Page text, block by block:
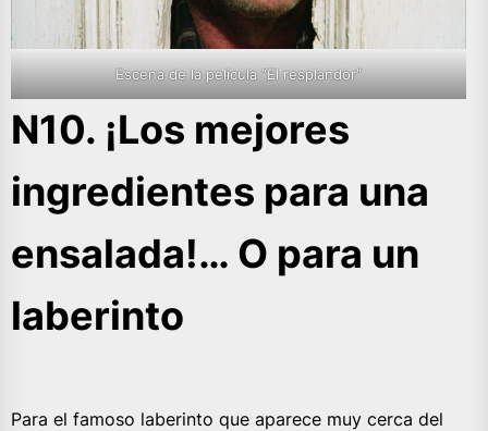
Escena de la pelicula “El resplandor”
N10. ¡Los mejores
ingredientes para una
ensalada!… O para un
laberinto
Para el famoso laberinto que aparece muy cerca del